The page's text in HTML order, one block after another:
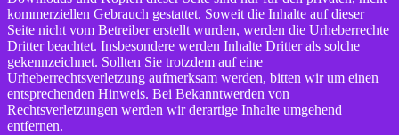
kommerziellen Gebrauch gestattet. Soweit die Inhalte auf dieser
Seite nicht vom Betreiber erstellt wurden, werden die Urheberrechte
Dritter beachtet. Insbesondere werden Inhalte Dritter als solche
gekennzeichnet. Sollten Sie trotzdem auf eine
Urheberrechtsverletzung aufmerksam werden, bitten wir um einen
entsprechenden Hinweis. Bei Bekanntwerden von
Rechtsverletzungen werden wir derartige Inhalte umgehend
entfernen.